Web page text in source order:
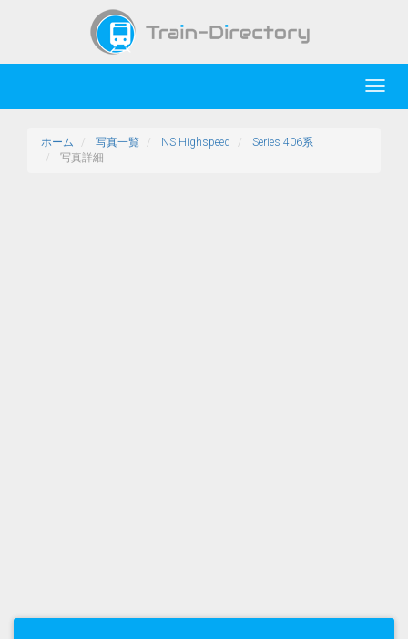
ホーム 写真一覧 NS Highspeed
Series 406系
写真詳細